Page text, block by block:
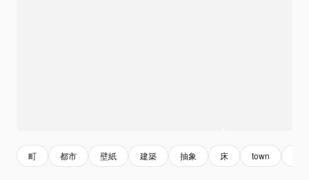
町 都市 壁紙 建築 抽象 床 town